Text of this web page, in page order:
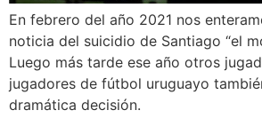
En febrero del año 2021 nos
noticia del suicidio de Santiago “el
Luego más tarde ese año otros
jugadores de fútbol uruguayo
dramática decisión.